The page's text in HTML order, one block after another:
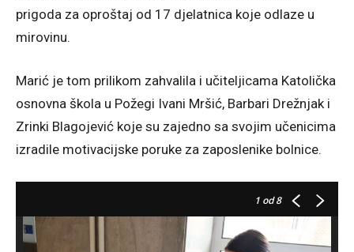
prigoda za oproštaj od 17 djelatnica koje odlaze u
mirovinu.
Marić je tom prilikom zahvalila i učiteljicama Katolička
osnovna škola u Požegi Ivani Mršić, Barbari Drežnjak i
Zrinki Blagojević koje su zajedno sa svojim učenicima
izradile motivacijske poruke za zaposlenike bolnice.
1 od 8